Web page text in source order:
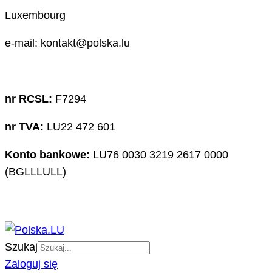
Luxembourg
e-mail: kontakt@polska.lu
nr RCSL: F7294
nr TVA: LU22 472 601
Konto bankowe: LU76 0030 3219 2617 0000
(BGLLLULL)
Szukaj
Zaloguj się